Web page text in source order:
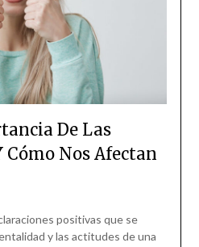
De Las
Nos Afectan
positivas que se
y las actitudes de una